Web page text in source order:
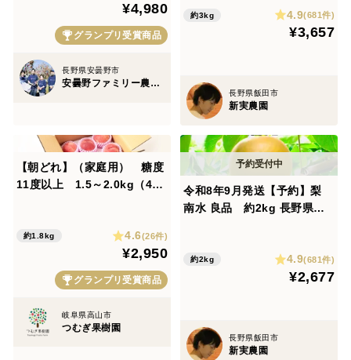
¥4,980
グランプリ受賞商品
長野県安曇野市
安曇野ファミリー農産 果物部門4年連続1位&殿堂入り&りんごグランプリ2025最高金賞1位 信州りんご 幻のりんご
約3kg 4.9(681件)
¥3,657
長野県飯田市
新実農園
【朝どれ】（家庭用） 糖度
11度以上 1.5～2.0kg（4-8
約1.8kg 4.6(26件)
¥2,950
グランプリ受賞商品
岐阜県高山市
つむぎ果樹園
令和8年9月発送【予約】梨
南水 良品 約2kg 長野県産
約2kg 4.9(681件)
¥2,677
長野県飯田市
新実農園